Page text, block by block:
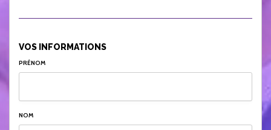
VOS INFORMATIONS
PRÉNOM
NOM